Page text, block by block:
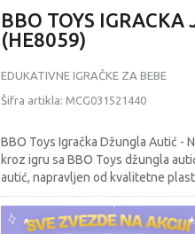
BBO TOYS
(HE8059)
EDUKATIVNE IGRAČKE ZA BEBE
Šifra artikla: MCG031521440
BBO Toys Igračka Džungla Autić -
kroz igru sa BBO Toys džungla
autić, napravljen od kvalitetne